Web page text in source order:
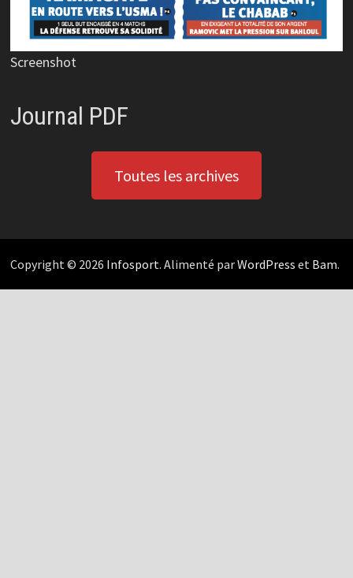
Screenshot
Journal PDF
Toutes les archives
Copyright © 2026 Infosport. Alimenté parWordPress et Bam.